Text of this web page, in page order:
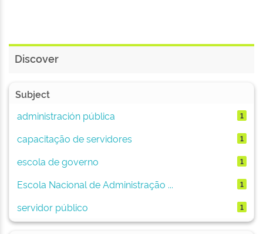
Discover
Subject
administración pública
1
capacitação de servidores 1
escola de governo 1
Escola Nacional de Administração ... 1
servidor público 1